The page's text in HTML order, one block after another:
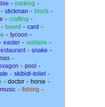
- parking -
- stickman - block -
- crafting -
- board - card -
- tycoon -
easter - solitaire -
- snake -
-
- pool -
- skibidi-toilet -
- doctor - horse -
music - fishing -